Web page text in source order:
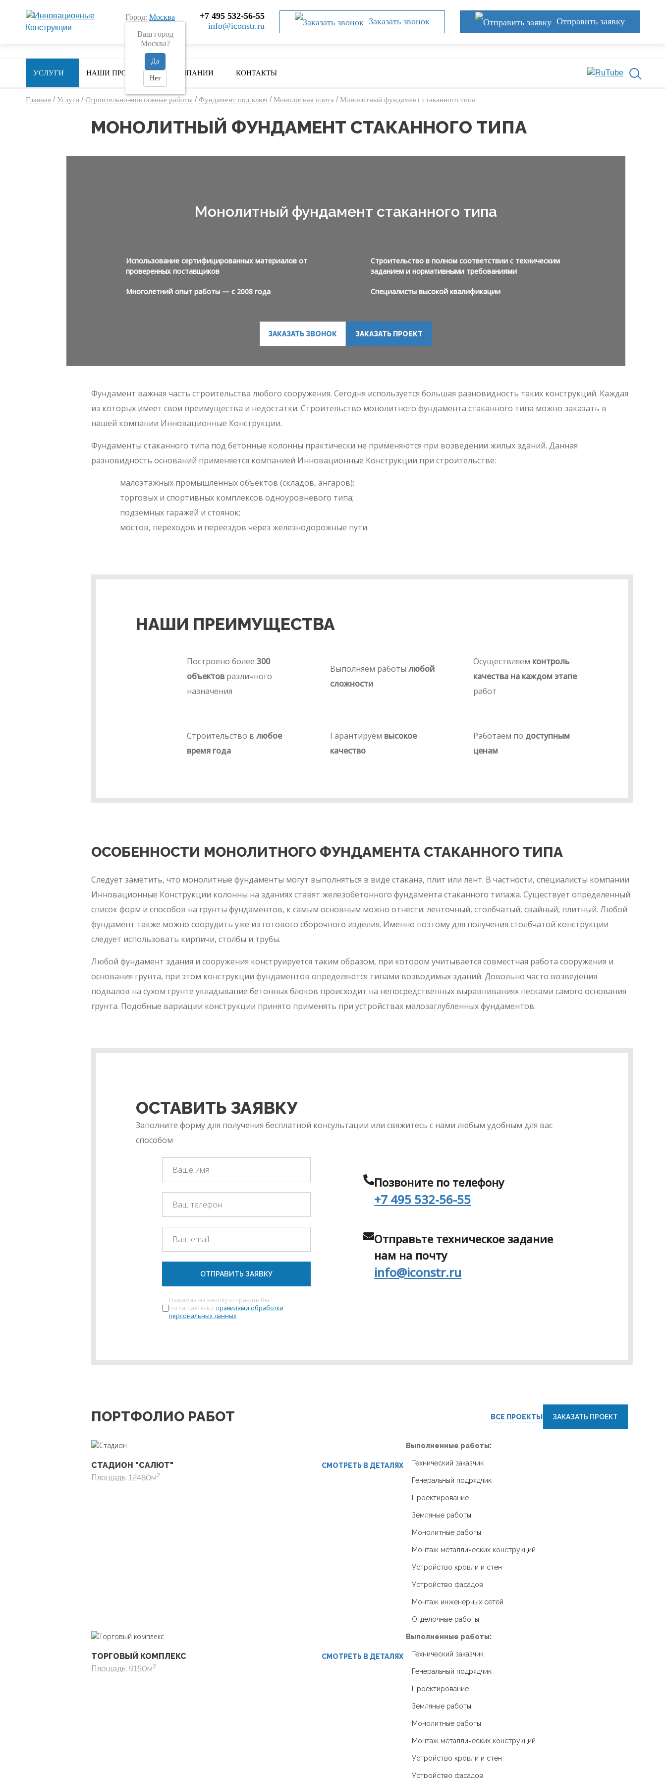
Город: Москва
Ваш город
Москва?
Да
Нет
+7 495 532-56-55
info@iconstr.ru
Заказать звонок Отправить заявку
УСЛУГИ НАШИ ПРОЕКТЫ О КОМПАНИИ КОНТАКТЫ
Главная /Услуги /Строительно-монтажные работы /Фундамент под ключ /Монолитная плита /Монолитный фундамент стаканного типа
МОНОЛИТНЫЙ ФУНДАМЕНТ СТАКАННОГО ТИПА
Монолитный фундамент стаканного типа
Использование сертифицированных материалов от
проверенных поставщиков
Многолетний опыт работы — с 2008 года
Строительство в полном соответствии с техническим
заданием и нормативными требованиями
Специалисты высокой квалификации
ЗАКАЗАТЬ ЗВОНОК ЗАКАЗАТЬ ПРОЕКТ
Фундамент важная часть строительства любого сооружения. Сегодня используется большая разновидность таких конструкций. Каждая
из которых имеет свои преимущества и недостатки. Строительство монолитного фундамента стаканного типа можно заказать в
нашей компании Инновационные Конструкции.
Фундаменты стаканного типа под бетонные колонны практически не применяются при возведении жилых зданий. Данная
разновидность оснований применяется компанией Инновационные Конструкции при строительстве:
малоэтажных промышленных объектов (складов, ангаров);
торговых и спортивных комплексов одноуровневого типа;
подземных гаражей и стоянок;
мостов, переходов и переездов через железнодорожные пути.
НАШИ ПРЕИМУЩЕСТВА
Построено более 300
объектовразличного
назначения
Выполняем работы любой
сложности
Осуществляем контроль
качества на каждом этапе
работ
Строительство в любое
время года
Гарантируем высокое
качество
Работаем по доступным
ценам
ОСОБЕННОСТИ МОНОЛИТНОГО ФУНДАМЕНТА СТАКАННОГО ТИПА
Следует заметить, что монолитные фундаменты могут выполняться в виде стакана, плит или лент. В частности, специалисты компании
Инновационные Конструкции колонны на зданиях ставят железобетонного фундамента стаканного типажа. Существует определенный
список форм и способов на грунты фундаментов, к самым основным можно отнести: ленточный, столбчатый, свайный, плитный. Любой
фундамент также можно соорудить уже из готового сборочного изделия. Именно поэтому для получения столбчатой конструкции
следует использовать кирпичи, столбы и трубы.
Любой фундамент здания и сооружения конструируется таким образом, при котором учитывается совместная работа сооружения и
основания грунта, при этом конструкции фундаментов определяются типами возводимых зданий. Довольно часто возведения
подвалов на сухом грунте укладывание бетонных блоков происходит на непосредственных выравниваниях песками самого основания
грунта. Подобные вариации конструкции принято применять при устройствах малозаглубленных фундаментов.
ОСТАВИТЬ ЗАЯВКУ
Заполните форму для получения бесплатной консультации или свяжитесь с нами любым удобным для вас
способом
ОТПРАВИТЬ ЗАЯВКУ
Нажимая на кнопку отправить Вы
соглашаетесь с правилами обработки
персональных данных
Позвоните по телефону
+7 495 532-56-55
Отправьте техническое задание
нам на почту
info@iconstr.ru
ПОРТФОЛИО РАБОТ ВСЕ ПРОЕКТЫ ЗАКАЗАТЬ ПРОЕКТ
СТАДИОН "САЛЮТ" СМОТРЕТЬ В ДЕТАЛЯХ
Площадь: 12480м2
Выполненные работы:
Технический заказчик
Генеральный подрядчик
Проектирование
Земляные работы
Монолитные работы
Монтаж металлических конструкций
Устройство кровли и стен
Устройство фасадов
Монтаж инженерных сетей
Отделочные работы
ТОРГОВЫЙ КОМПЛЕКС СМОТРЕТЬ В ДЕТАЛЯХ
Площадь: 9150м2
Выполненные работы:
Технический заказчик
Генеральный подрядчик
Проектирование
Земляные работы
Монолитные работы
Монтаж металлических конструкций
Устройство кровли и стен
Устройство фасадов